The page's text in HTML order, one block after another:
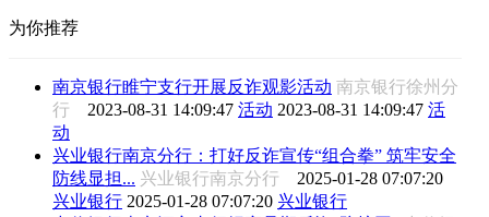
为你推荐
南京银行睢宁支行开展反诈观影活动 南京银行徐州分
行 2023-08-31 14:09:47 活动 2023-08-31 14:09:47 活
动
兴业银行南京分行：打好反诈宣传“组合拳” 筑牢安全
防线显担... 兴业银行南京分行 2025-01-28 07:07:20
兴业银行 2025-01-28 07:07:20 兴业银行